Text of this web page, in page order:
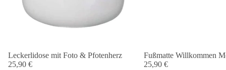
Leckerlidose mit Foto & Pfotenherz
25,90 €
Fußmatte Willkommen
25,90 €